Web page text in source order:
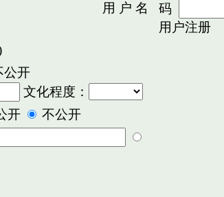
用 户 名
码
用户注册
公开
文化程度：
开
不公开